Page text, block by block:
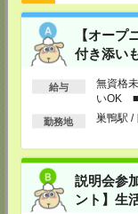
【オープ
付き添い
給与
無資格
いOK ■
以上
勤務地 巣鴨駅 /
説明会参
ント】生
TEL：048-640-4520
担当：採用センター
川越営業所
埼玉県川越市脇田本町
TEL：049-238-7117
担当：採用センター
越谷営業所
TEL：048-990-4510
担当：採用センター
錦糸町営業所
東京都墨田区江東橋4-